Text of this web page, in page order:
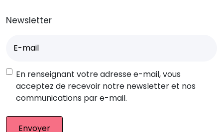
Newsletter
mail(Nécessaire)
RGPD
En renseignant votre adresse e-mail, vous
acceptez de recevoir notre newsletter et nos
communications par e-mail.